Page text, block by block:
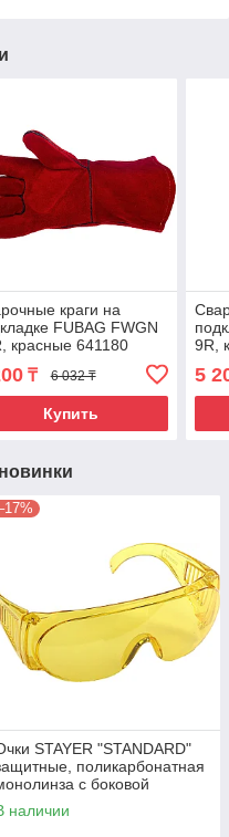
краги на
FUBAG FWGN
красные 641180
₸ 6 032 ₸
Купить
9R,
5
STAYER "STANDARD"
поликарбонатная
с боковой
желтые
наличии